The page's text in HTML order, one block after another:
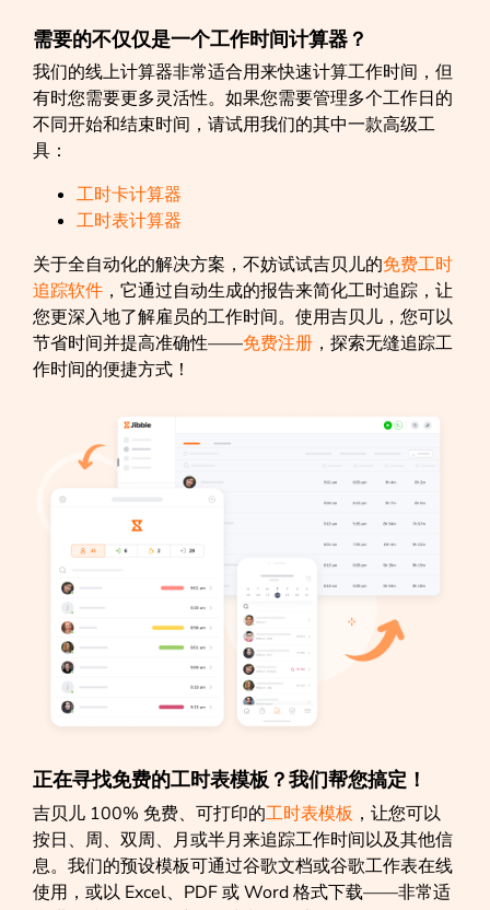
需要的不仅仅是一个工作时间计算器？
我们的线上计算器非常适合用来快速计算工作时间，但
有时您需要更多灵活性。如果您需要管理多个工作日的
不同开始和结束时间，请试用我们的其中一款高级工
具：
工时卡计算器
工时表计算器
关于全自动化的解决方案，不妨试试吉贝儿的免费工时
追踪软件 ，它通过自动生成的报告来简化工时追踪，让
您更深入地了解雇员的工作时间。使用吉贝儿，您可以
节省时间并提高准确性——免费注册 ，探索无缝追踪工
作时间的便捷方式！
正在寻找免费的工时表模板？我们帮您搞定！
吉贝儿 100% 免费、可打印的工时表模板 ，让您可以
按日、周、双周、月或半月来追踪工作时间以及其他信
息。我们的预设模板可通过谷歌文档或谷歌工作表在线
使用，或以 Excel、PDF 或 Word 格式下载——非常适